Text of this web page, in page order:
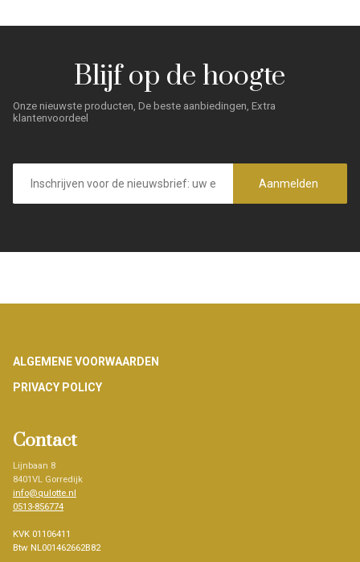
Blijf op de hoogte
Onze nieuwste producten, De beste aanbiedingen, Extra
klantenvoordeel
mailadres
Aanmelden
Footer
ALGEMENE VOORWAARDEN
PRIVACY POLICY
Contact
Lijnbaan 8
8401VL Gorredijk
info@qulotte.nl
0513-856774
KVK 01106411
Btw NL001462662B82